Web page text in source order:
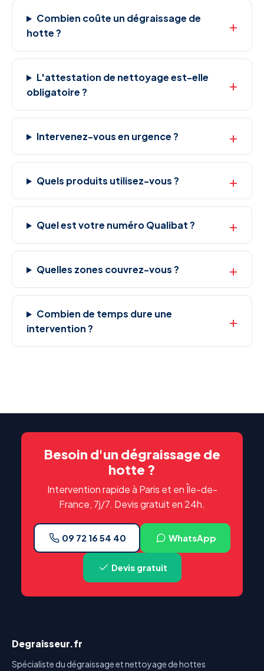
Combien coûte un dégraissage de
hotte ?
L'attestation de nettoyage est-elle
obligatoire ?
Intervenez-vous en urgence ?
Quels produits utilisez-vous ?
Quel est votre numéro Qualibat ?
Quelles zones couvrez-vous ?
Combien de temps dure une
intervention ?
Besoin d'un dégraissage de
hotte ?
Intervention rapide à Paris et en Île-de-
France, 7j/7. Devis gratuit en 24h.
09 72 16 54 40 WhatsApp
Devis gratuit
Degraisseur.fr
Spécialiste du dégraissage et nettoyage de hottes